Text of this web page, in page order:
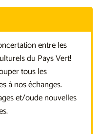
entre les
du Pays Vert!
tous les
à nos échanges.
et/oude nouvelles